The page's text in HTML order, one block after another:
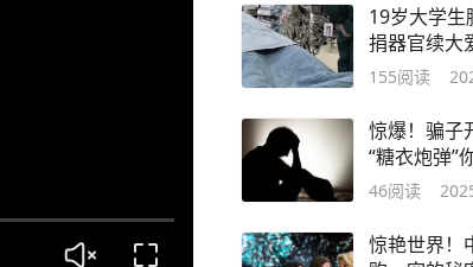
19岁大学生
捐器官续大
155阅读
惊爆！骗子
“糖衣炮弹”
络诈骗！
46阅读
惊艳世界！